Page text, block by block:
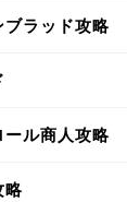
ブラッド攻略
ール商人攻略
略